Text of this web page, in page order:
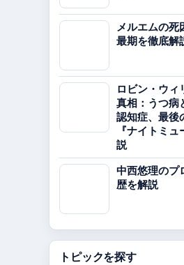
メルエムの死
最期を徹底解
ロビン・ウィ
真相：うつ病
認知症、最後
『ナイトミ
説
中西悠理のプ
歴を解説
トピックを探す